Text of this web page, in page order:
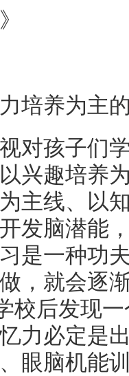
培养为主
对孩子们
兴趣培养
主线、以
发脑潜能
是一种功
，就会逐
校后发现
力必定是
眼脑机能